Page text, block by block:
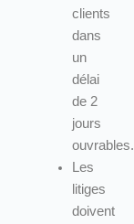
clients
dans
un
délai
de 2
jours
ouvrables.
Les
litiges
doivent